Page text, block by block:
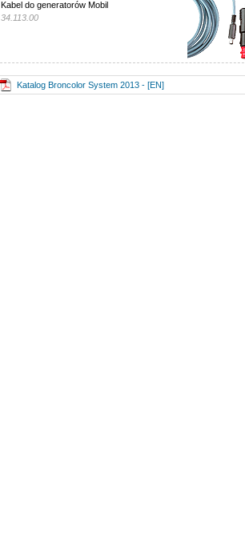
Kabel do generatorów Mobil
34.113.00
Katalog Broncolor System 2013 - [EN]